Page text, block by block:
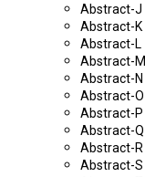
Abstract-J
Abstract-K
Abstract-L
Abstract-M
Abstract-N
Abstract-O
Abstract-P
Abstract-Q
Abstract-R
Abstract-S